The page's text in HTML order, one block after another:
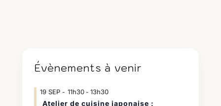
Évènements à venir
19 SEP 11h30- 13h30
Atelier de cuisine japonaise :